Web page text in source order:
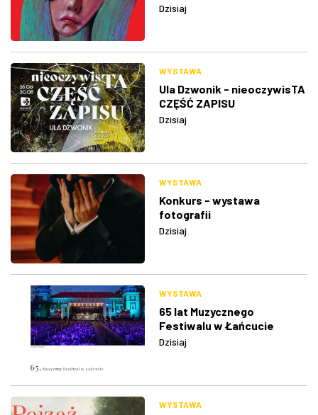
Dzisiaj
WYSTAWA
Ula Dzwonik - nieoczywisTA
CZĘŚĆ ZAPISU
Dzisiaj
WYSTAWA
Konkurs - wystawa
fotografii
Dzisiaj
WYSTAWA
65 lat Muzycznego
Festiwalu w Łańcucie
Dzisiaj
WYSTAWA